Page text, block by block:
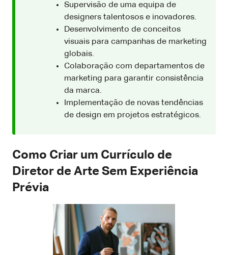
Supervisão de uma equipa de
designers talentosos e inovadores.
Desenvolvimento de conceitos
visuais para campanhas de marketing
globais.
Colaboração com departamentos de
marketing para garantir consistência
da marca.
Implementação de novas tendências
de design em projetos estratégicos.
Como Criar um Currículo de
Diretor de Arte Sem Experiência
Prévia